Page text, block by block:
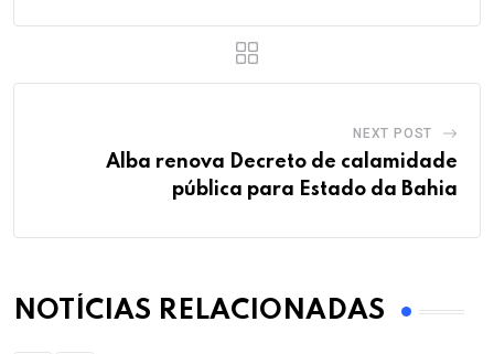
NEXT POST
Alba renova Decreto de calamidade
pública para Estado da Bahia
NOTÍCIAS RELACIONADAS